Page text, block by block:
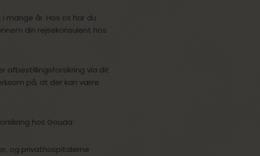
mange år. Hos os har du
din rejsekonsulent hos
via dit
på, at der kan være
hos Gouda:
og privathospitalerne